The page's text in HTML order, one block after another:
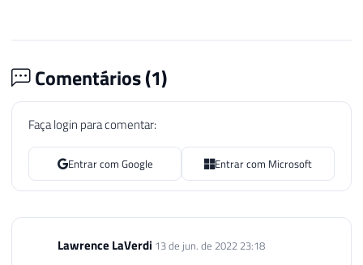
Comentários (1)
Faça login para comentar:
Entrar com Google Entrar com Microsoft
Lawrence LaVerdi 13 de jun. de 2022 23:18